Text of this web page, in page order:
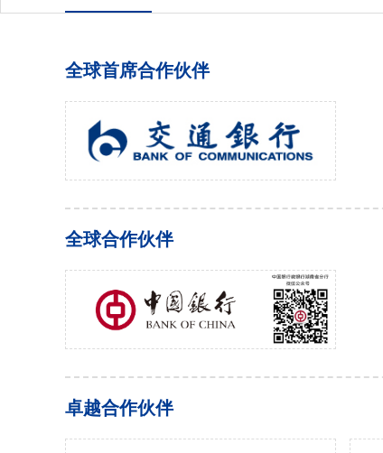
全球首席合作伙伴
全球合作伙伴
卓越合作伙伴